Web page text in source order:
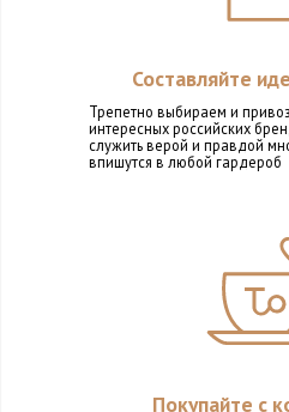
Составляйте
Трепетно выбираем и
интересных российских
служить верой и правдой
впишутся в любой гардероб
Покупайте с